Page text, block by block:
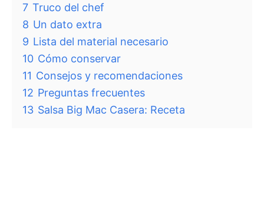
7 Truco del chef
8 Un dato extra
9 Lista del material necesario
10 Cómo conservar
11 Consejos y recomendaciones
12 Preguntas frecuentes
13 Salsa Big Mac Casera: Receta